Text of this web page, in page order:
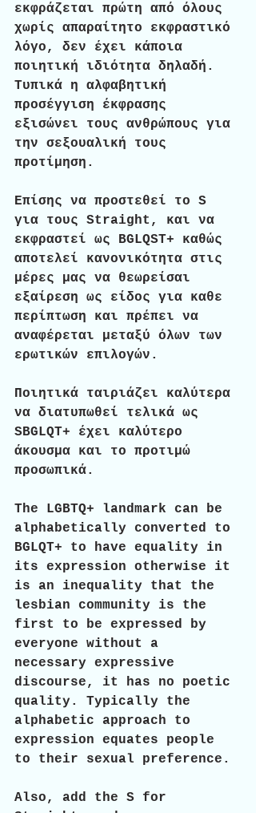
εκφράζεται πρώτη από όλους
χωρίς απαραίτητο εκφραστικό
λόγο, δεν έχει κάποια
ποιητική ιδιότητα δηλαδή.
Τυπικά η αλφαβητική
προσέγγιση έκφρασης
εξισώνει τους ανθρώπους για
την σεξουαλική τους
προτίμηση.
Επίσης να προστεθεί το S
για τους Straight, και να
εκφραστεί ως BGLQST+ καθώς
αποτελεί κανονικότητα στις
μέρες μας να θεωρείσαι
εξαίρεση ως είδος για καθε
περίπτωση και πρέπει να
αναφέρεται μεταξύ όλων των
ερωτικών επιλογών.
Ποιητικά ταιριάζει καλύτερα
να διατυπωθεί τελικά ως
SBGLQT+ έχει καλύτερο
άκουσμα και το προτιμώ
προσωπικά.
The LGBTQ+ landmark can be
alphabetically converted to
BGLQT+ to have equality in
its expression otherwise it
is an inequality that the
lesbian community is the
first to be expressed by
everyone without a
necessary expressive
discourse, it has no poetic
quality. Typically the
alphabetic approach to
expression equates people
to their sexual preference.
Also, add the S for